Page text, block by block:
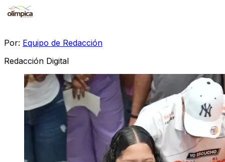
Por: Equipo de Redacción
Redacción Digital